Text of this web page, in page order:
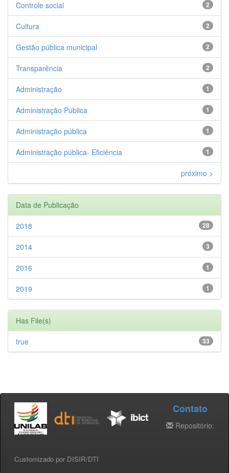
2
Controle social
2
Cultura
2
Gestão pública municipal
2
Transparência
1
Administração
1
Administração Pública
1
Administração pública
1
Administração pública- Eficiência
próximo >
Data de Publicação
28
2018
3
2014
1
2016
1
2019
Has File(s)
33
true
Customizado por DISIR/DTI
Contato
Repositório: